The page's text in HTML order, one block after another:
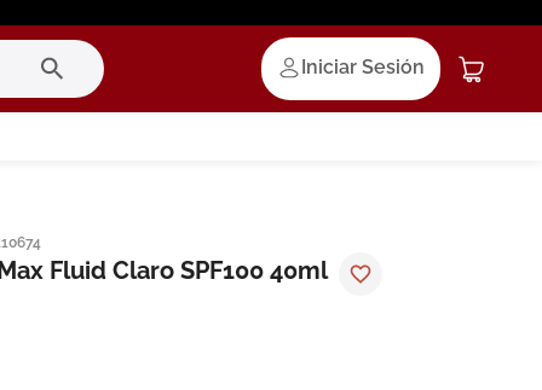
Iniciar Sesión
Fluid Claro SPF100 40ml